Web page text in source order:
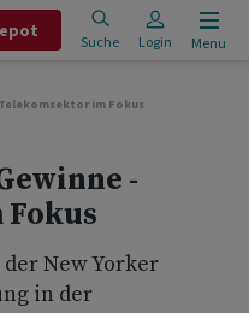
Suche Login Menu
im Fokus
-
New Yorker
in der